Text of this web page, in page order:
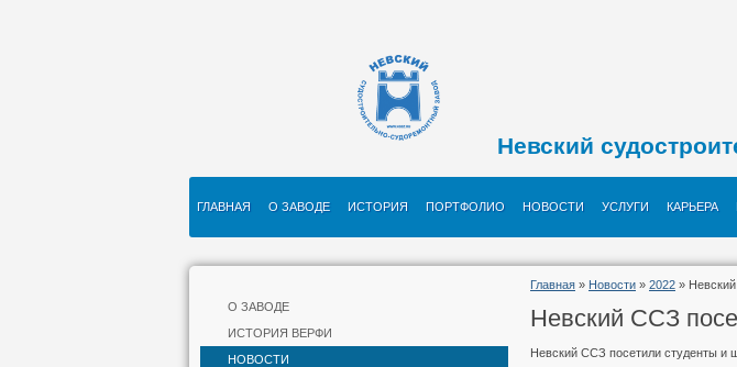
Невский
ГЛАВНАЯ О ЗАВОДЕ ИСТОРИЯ ПОРТФОЛИО НОВОСТИ УСЛУГИ КАРЬЕРА
О ЗАВОДЕ
ИСТОРИЯ ВЕРФИ
НОВОСТИ
Главная » Новости » 2022 »
Невский ССЗ
Невский ССЗ посетили студенты и